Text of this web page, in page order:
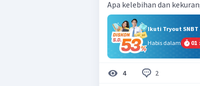
Apa kelebihan dan
Ikuti Tryout SNBT
Habis dalam
01 :
4 2